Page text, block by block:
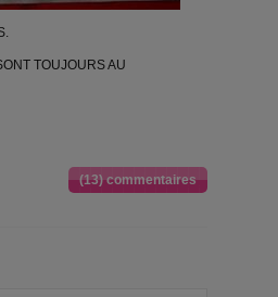
TOUJOURS AU
(13) commentaires